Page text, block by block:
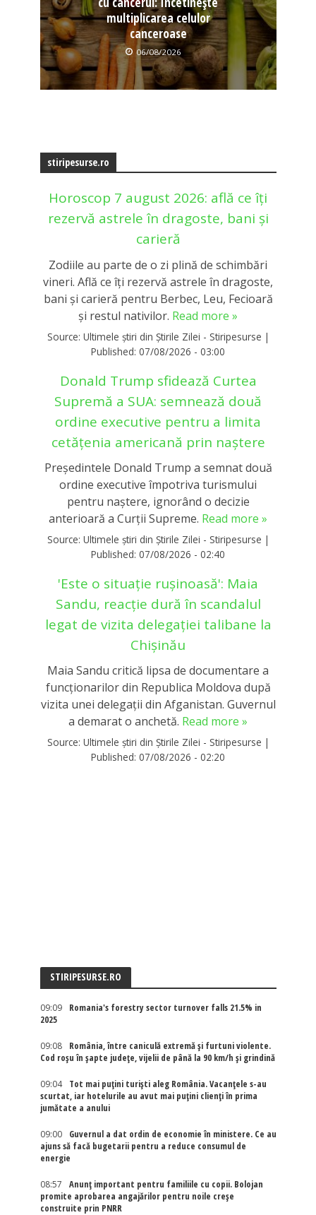
multiplicarea celulor
canceroase
06/08/2026
stiripesurse.ro
Horoscop 7 august 2026: află ce îți
rezervă astrele în dragoste, bani și
carieră
Zodiile au parte de o zi plină de schimbări
vineri. Află ce îți rezervă astrele în dragoste,
bani și carieră pentru Berbec, Leu, Fecioară
și restul nativilor. Read more »
Source: Ultimele știri din Știrile Zilei - Stiripesurse |
Published: 07/08/2026 - 03:00
Donald Trump sfidează Curtea
Supremă a SUA: semnează două
ordine executive pentru a limita
cetățenia americană prin naștere
Președintele Donald Trump a semnat două
ordine executive împotriva turismului
pentru naștere, ignorând o decizie
anterioară a Curții Supreme. Read more »
Source: Ultimele știri din Știrile Zilei - Stiripesurse |
Published: 07/08/2026 - 02:40
'Este o situație rușinoasă': Maia
Sandu, reacție dură în scandalul
legat de vizita delegației talibane la
Chișinău
Maia Sandu critică lipsa de documentare a
funcționarilor din Republica Moldova după
vizita unei delegații din Afganistan. Guvernul
a demarat o anchetă. Read more »
Source: Ultimele știri din Știrile Zilei - Stiripesurse |
Published: 07/08/2026 - 02:20
STIRIPESURSE.RO
09:09
Romania's forestry sector turnover falls 21.5% in
2025
09:08
România, între caniculă extremă și furtuni violente.
Cod roșu în șapte județe, vijelii de până la 90 km/h și grindină
09:04
Tot mai puțini turiști aleg România. Vacanțele s-au
scurtat, iar hotelurile au avut mai puțini clienți în prima
jumătate a anului
09:00
Guvernul a dat ordin de economie în ministere. Ce au
ajuns să facă bugetarii pentru a reduce consumul de
energie
08:57
Anunț important pentru familiile cu copii. Bolojan
promite aprobarea angajărilor pentru noile creșe
construite prin PNRR